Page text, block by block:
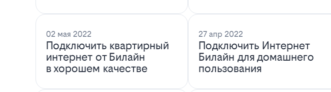
02 мая 2022
Подключить квартирный
интернет от Билайн
в хорошем качестве
27 апр 2022
Подключить Интернет
Билайн для домашнего
пользования